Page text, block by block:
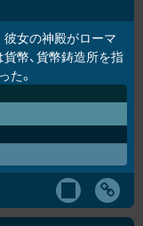
彼女の神殿がローマ
貨幣、貨幣鋳造所を指
た。